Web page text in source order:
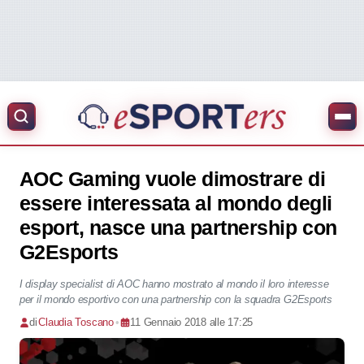
AOC Gaming vuole dimostrare di
essere interessata al mondo degli
esport, nasce una partnership con
G2Esports
I display specialist di AOC hanno mostrato al mondo il loro interesse
per il mondo esportivo con una partnership con la squadra G2Esports
diClaudia Toscano • 11 Gennaio 2018 alle 17:25